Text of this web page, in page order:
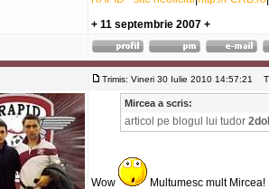
+ 11 septembrie 2007 +
Trimis: Vineri 30 Iulie 2010 14:57:21
Mircea a scris:
articol pe blogul lui tudor
Wow Multumesc mult Mircea!